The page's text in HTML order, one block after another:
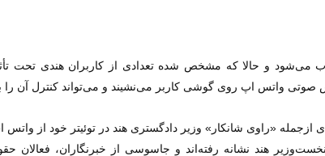
محسوب می‌شود و حالا که مشخص شده تعدادی از کاربران هندی تحت
هندی ازجمله «راوی شانکار» وزیر دادگستری هند در توئیتر خود از
هند نشانه رفته‌اند و جاسوسی از خبرنگاران، فعالان